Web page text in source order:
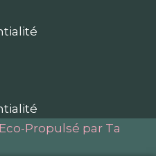
Eco-Propulsé par Ta